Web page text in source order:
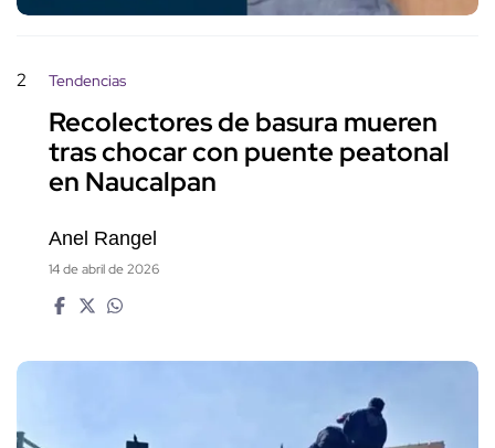
2 Tendencias
Recolectores de basura mueren
tras chocar con puente peatonal
en Naucalpan
Anel Rangel
14 de abril de 2026